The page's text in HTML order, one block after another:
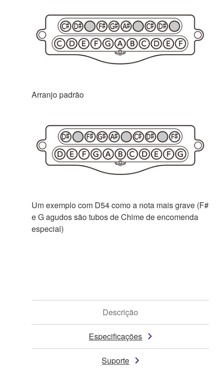
Arranjo padrão
Um exemplo com D54 como a nota mais grave (F#
e G agudos são tubos de Chime de encomenda
especial)
Descrição
Especificações
Suporte